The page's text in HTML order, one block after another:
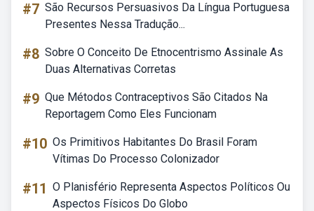
#7 São Recursos Persuasivos Da Língua Portuguesa
Presentes Nessa Tradução...
#8 Sobre O Conceito De Etnocentrismo Assinale As
Duas Alternativas Corretas
#9 Que Métodos Contraceptivos São Citados Na
Reportagem Como Eles Funcionam
#10 Os Primitivos Habitantes Do Brasil Foram
Vítimas Do Processo Colonizador
#11 O Planisfério Representa Aspectos Políticos Ou
Aspectos Físicos Do Globo